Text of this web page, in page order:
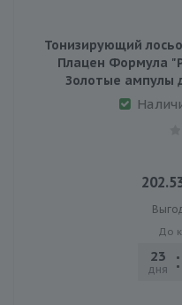
Тонизирующий
Плацен Формула
Золотые ампулы
До
23
дня